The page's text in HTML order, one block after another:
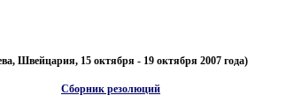
Швейцария, 15 октября - 19 октября 2007 года)
Сборник резолюций